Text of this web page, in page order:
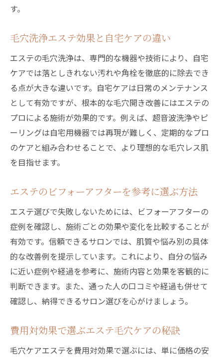
毛穴洗浄エステのメリットデメリット解説
エステ毛穴ケア種類ごとの効果比較ポイン
ト
フェイシャルエステでの毛穴洗浄結果に注
目
自宅ケアとエステ毛穴洗浄の違いを知る
エステ毛穴洗浄と自宅ケア比較で分かる差
エステ施術の持続効果と自宅ケアの違い
フェイシャルエステ毛穴洗浄の満足度とは
自宅おすすめ毛穴洗浄とエステの使い分け
エステ毛穴開き対策で得られる効果まとめ
韓国人のような毛穴レス肌を目指す方法
エステ毛穴洗浄で韓国肌に近づくステップ
韓国人の毛穴レス肌に学ぶエステ活用術
毛穴の開きを防ぐ日常ケアとエステ施術
エステ毛穴開きケアの効果を引き出す方法
韓国美容法とエステ施術の相乗効果とは
ビフォーアフターで分かる施術メリット
す。
毛穴洗浄エステ効果と自宅ケアの違い
エステの毛穴洗浄は、専門的な機器や技術により、自宅
ケアでは落としきれない汚れや角栓を徹底的に除去でき
る点が大きな違いです。自宅ケアは日常のメンテナンス
として有効ですが、根本的な毛穴開き改善にはエステの
プロによる施術が効果的です。例えば、超音波洗浄やピ
ーリングは自宅用機器では再現が難しく、定期的なプロ
のケアと組み合わせることで、より理想的な毛穴レス肌
を目指せます。
エステのビフォーアフターを参考に選ぶ方法
エステ選びで失敗しないためには、ビフォーアフターの
症例を確認し、施術ごとの効果や変化を比較することが
有効です。信頼できるサロンでは、肌質や悩み別の具体
的な改善例を提示しています。これにより、自分の悩み
に近い症例や経過を参考に、施術内容と効果を客観的に
判断できます。また、通った人の口コミや経過も併せて
確認し、納得できるサロン選びを心がけましょう。
費用対効果で選ぶエステ毛穴ケアの秘訣
毛穴ケアエステを費用対効果で選ぶには、単に価格の安